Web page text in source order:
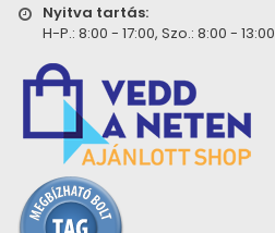
Nyitva tartás:
H-P.: 8:00 - 17:00, Szo.: 8:00 - 13:00